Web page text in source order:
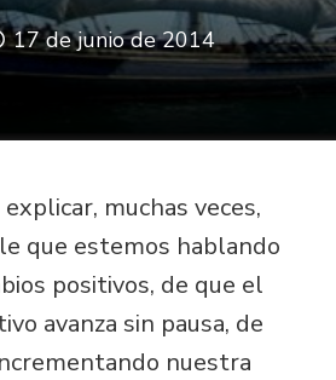
17 de junio de 2014
muchas veces,
que estemos hablando
positivos, de que el
avanza sin pausa, de
nuestra